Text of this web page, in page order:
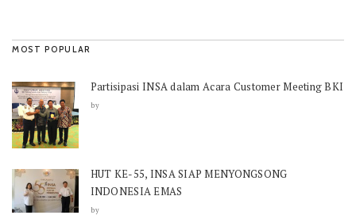
MOST POPULAR
Partisipasi INSA dalam Acara Customer Meeting BKI
by
HUT KE-55, INSA SIAP MENYONGSONG
INDONESIA EMAS
by